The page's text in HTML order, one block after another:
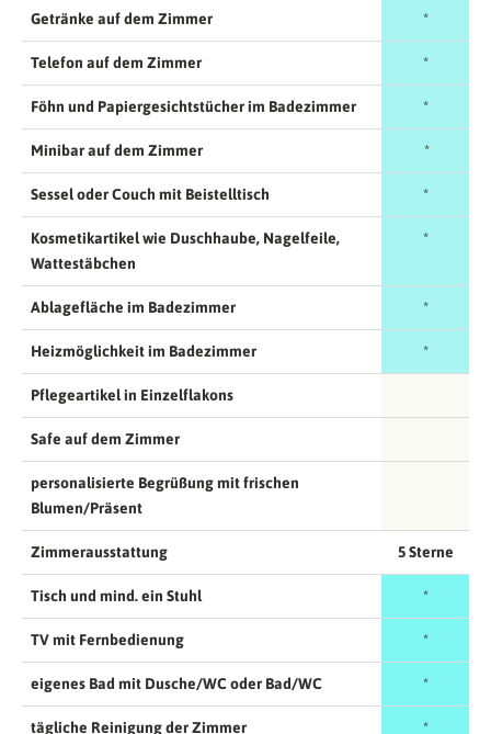
Getränke auf dem Zimmer *
Telefon auf dem Zimmer *
Föhn und Papiergesichtstücher im Badezimmer *
Minibar auf dem Zimmer *
Sessel oder Couch mit Beistelltisch *
Kosmetikartikel wie Duschhaube, Nagelfeile,
Wattestäbchen
*
Ablagefläche im Badezimmer *
Heizmöglichkeit im Badezimmer *
Pflegeartikel in Einzelflakons
Safe auf dem Zimmer
personalisierte Begrüßung mit frischen
Blumen/Präsent
Zimmerausstattung 5 Sterne
Tisch und mind. ein Stuhl *
TV mit Fernbedienung *
eigenes Bad mit Dusche/WC oder Bad/WC *
tägliche Reinigung der Zimmer *